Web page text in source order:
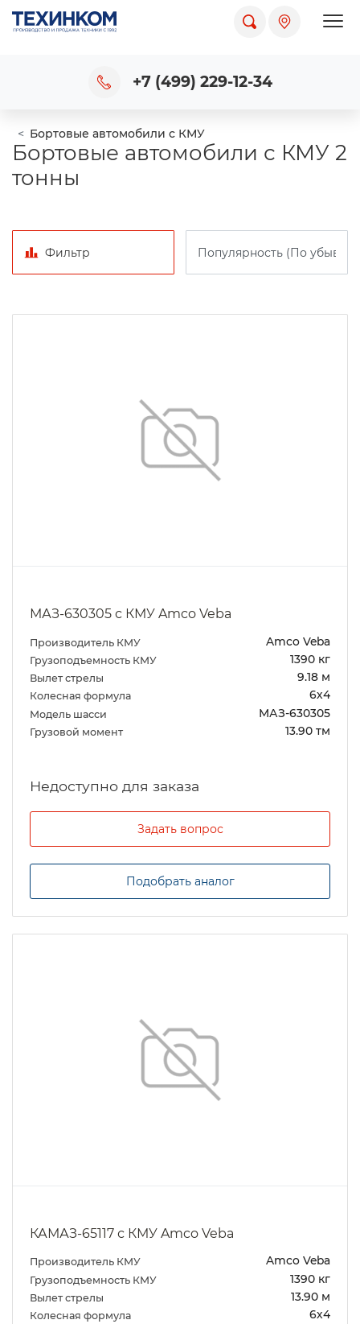
+7 (499) 229-12-34
Бортовые автомобили с КМУ
Бортовые автомобили с КМУ 2
тонны
Фильтр
МАЗ-630305 с КМУ Amco Veba
Производитель КМУ Amco Veba
Грузоподъемность КМУ 1390 кг
Вылет стрелы 9.18 м
Колесная формула 6х4
Модель шасси МАЗ-630305
Грузовой момент 13.90 тм
Задать вопрос
Подобрать аналог
КАМАЗ-65117 с КМУ Amco Veba
Производитель КМУ Amco Veba
Грузоподъемность КМУ 1390 кг
Вылет стрелы 13.90 м
Колесная формула 6х4